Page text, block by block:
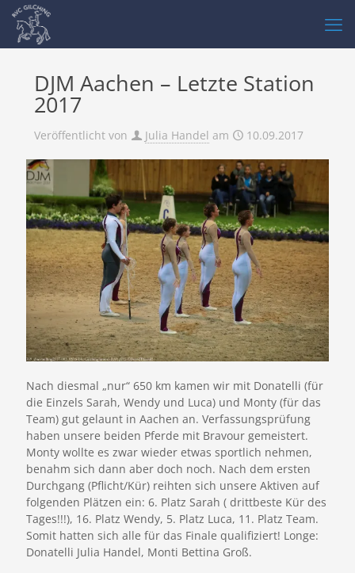
DJM Aachen – Letzte Station
2017
Veröffentlicht von Julia Handel am 10.09.2017
Nach diesmal „nur“ 650 km kamen wir mit Donatelli (für
die Einzels Sarah, Wendy und Luca) und Monty (für das
Team) gut gelaunt in Aachen an. Verfassungsprüfung
haben unsere beiden Pferde mit Bravour gemeistert.
Monty wollte es zwar wieder etwas sportlich nehmen,
benahm sich dann aber doch noch. Nach dem ersten
Durchgang (Pflicht/Kür) reihten sich unsere Aktiven auf
folgenden Plätzen ein: 6. Platz Sarah ( drittbeste Kür des
Tages!!!), 16. Platz Wendy, 5. Platz Luca, 11. Platz Team.
Somit hatten sich alle für das Finale qualifiziert! Longe:
Donatelli Julia Handel, Monti Bettina Groß.